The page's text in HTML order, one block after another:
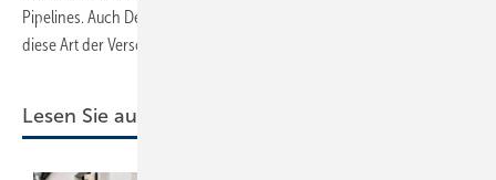
Pipelines. Auch Deutschland stützt sich durch langfristige Verträge auf
diese Art der Versorgung.
Lesen Sie auch: